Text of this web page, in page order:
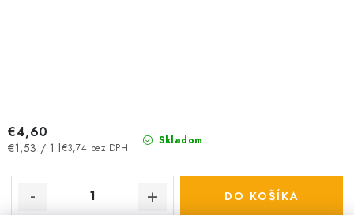
Skladom
€3,74 bez DPH
€4,60
Jednotková
€1,53 / 1 l
DO KOŠÍKA